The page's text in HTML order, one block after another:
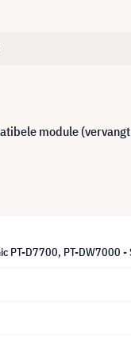
module
PT-D7700, PT-DW7000